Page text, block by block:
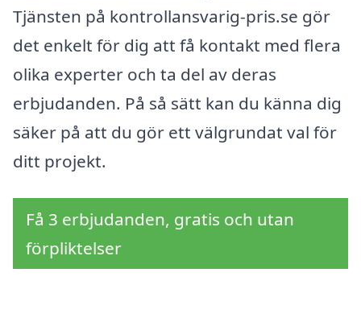
Tjänsten på kontrollansvarig-pris.se gör
det enkelt för dig att få kontakt med flera
olika experter och ta del av deras
erbjudanden. På så sätt kan du känna dig
säker på att du gör ett välgrundat val för
ditt projekt.
Få 3 erbjudanden, gratis och utan
förpliktelser